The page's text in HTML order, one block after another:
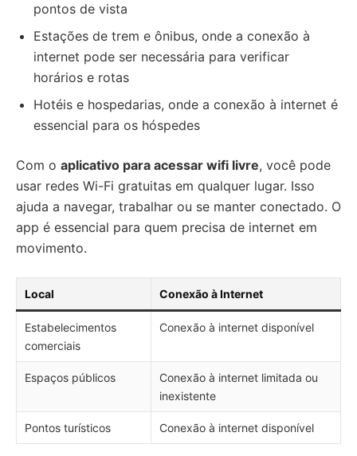
pontos de vista
Estações de trem e ônibus, onde a conexão à
internet pode ser necessária para verificar
horários e rotas
Hotéis e hospedarias, onde a conexão à internet é
essencial para os hóspedes
Com o aplicativo para acessar wifi livre, você pode
usar redes Wi-Fi gratuitas em qualquer lugar. Isso
ajuda a navegar, trabalhar ou se manter conectado. O
app é essencial para quem precisa de internet em
movimento.
Local Conexão à Internet
Estabelecimentos
comerciais
Conexão à internet disponível
Espaços públicos
Conexão à internet limitada ou
inexistente
Pontos turísticos Conexão à internet disponível